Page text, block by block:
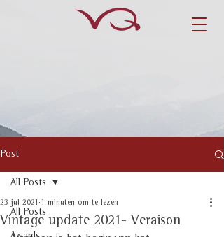
Post
All Posts
All Posts
Vintage update 2021- Veraison
23 jul 2021 1 minuten om te lezen